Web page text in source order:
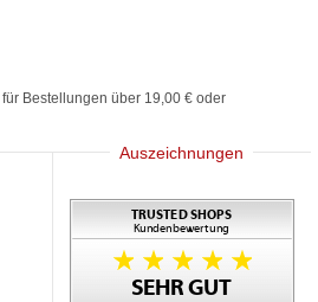
für Bestellungen über 19,00 € oder
Auszeichnungen